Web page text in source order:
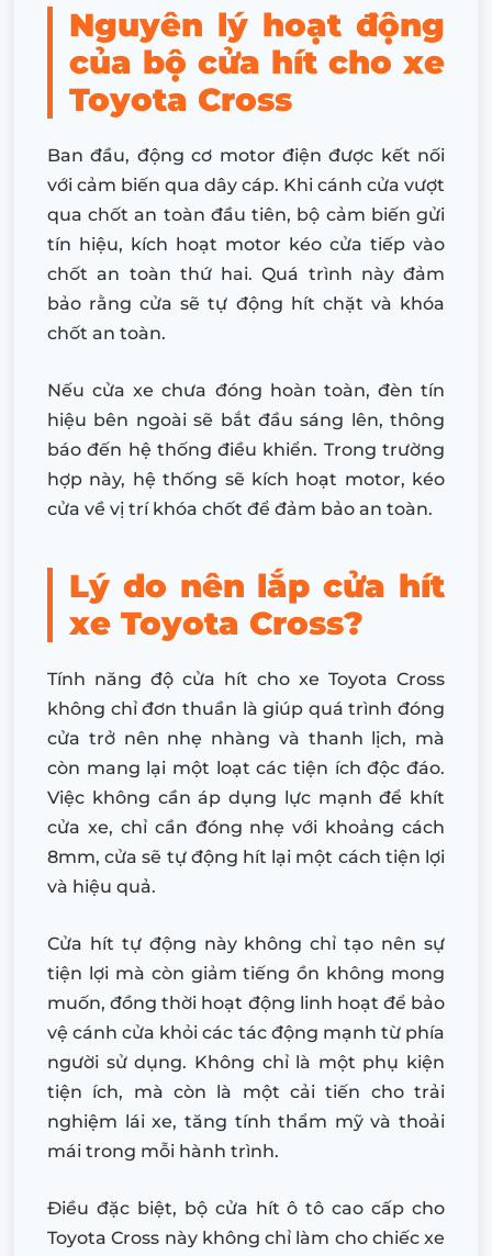
Nguyên lý hoạt động
của bộ cửa hít cho xe
Toyota Cross
Ban đầu, động cơ motor điện được kết nối
với cảm biến qua dây cáp. Khi cánh cửa vượt
qua chốt an toàn đầu tiên, bộ cảm biến gửi
tín hiệu, kích hoạt motor kéo cửa tiếp vào
chốt an toàn thứ hai. Quá trình này đảm
bảo rằng cửa sẽ tự động hít chặt và khóa
chốt an toàn.
Nếu cửa xe chưa đóng hoàn toàn, đèn tín
hiệu bên ngoài sẽ bắt đầu sáng lên, thông
báo đến hệ thống điều khiển. Trong trường
hợp này, hệ thống sẽ kích hoạt motor, kéo
cửa về vị trí khóa chốt để đảm bảo an toàn.
Lý do nên lắp cửa hít
xe Toyota Cross?
Tính năng độ cửa hít cho xe Toyota Cross
không chỉ đơn thuần là giúp quá trình đóng
cửa trở nên nhẹ nhàng và thanh lịch, mà
còn mang lại một loạt các tiện ích độc đáo.
Việc không cần áp dụng lực mạnh để khít
cửa xe, chỉ cần đóng nhẹ với khoảng cách
8mm, cửa sẽ tự động hít lại một cách tiện lợi
và hiệu quả.
Cửa hít tự động này không chỉ tạo nên sự
tiện lợi mà còn giảm tiếng ồn không mong
muốn, đồng thời hoạt động linh hoạt để bảo
vệ cánh cửa khỏi các tác động mạnh từ phía
người sử dụng. Không chỉ là một phụ kiện
tiện ích, mà còn là một cải tiến cho trải
nghiệm lái xe, tăng tính thẩm mỹ và thoải
mái trong mỗi hành trình.
Điều đặc biệt, bộ cửa hít ô tô cao cấp cho
Toyota Cross này không chỉ làm cho chiếc xe